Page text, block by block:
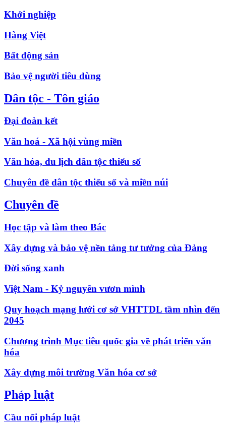
Khởi nghiệp
Hàng Việt
Bất động sản
Bảo vệ người tiêu dùng
Dân tộc - Tôn giáo
Đại đoàn kết
Văn hoá - Xã hội vùng miền
Văn hóa, du lịch dân tộc thiểu số
Chuyên đề dân tộc thiểu số và miền núi
Chuyên đề
Học tập và làm theo Bác
Xây dựng và bảo vệ nền tảng tư tưởng của Đảng
Đời sống xanh
Việt Nam - Kỷ nguyên vươn mình
Quy hoạch mạng lưới cơ sở VHTTDL tầm nhìn đến
2045
Chương trình Mục tiêu quốc gia về phát triển văn
hóa
Xây dựng môi trường Văn hóa cơ sở
Pháp luật
Cầu nối pháp luật